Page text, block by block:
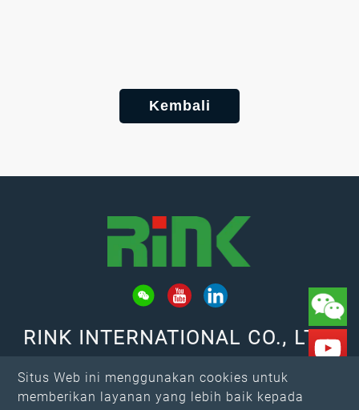
Kembali
Situs Web ini menggunakan cookies untuk
memberikan layanan yang lebih baik kepada
RINK INTERNATIONAL CO., LTD.
TAMBAHAN: No. 653, Jalan Fu Ke, Distrik
Xitun, Kota Taichung
Surel：rink@rink.com.tw